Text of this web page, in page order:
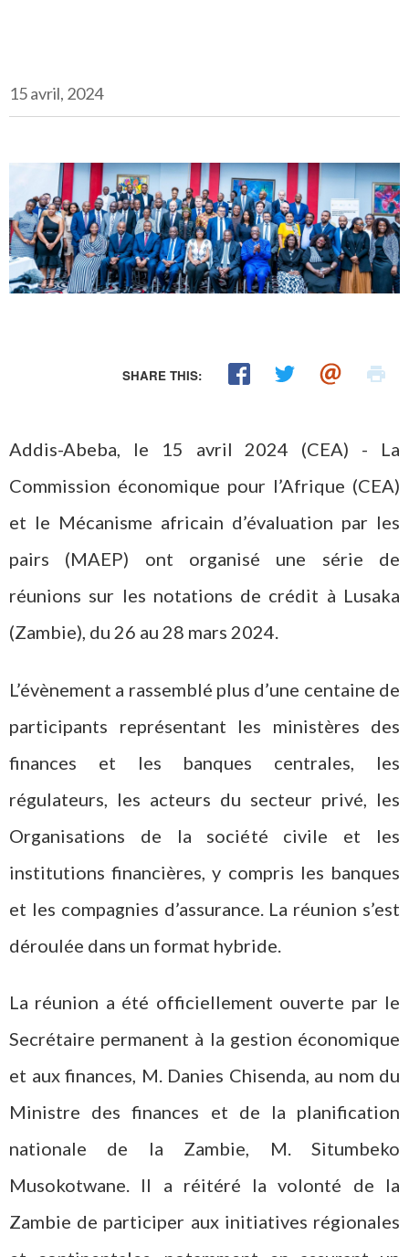
15 avril, 2024
SHARE THIS:
Addis-Abeba, le 15 avril 2024 (CEA) - La
Commission économique pour l’Afrique (CEA)
et le Mécanisme africain d’évaluation par les
pairs (MAEP) ont organisé une série de
réunions sur les notations de crédit à Lusaka
(Zambie), du 26 au 28 mars 2024.
L’évènement a rassemblé plus d’une centaine de
participants représentant les ministères des
finances et les banques centrales, les
régulateurs, les acteurs du secteur privé, les
Organisations de la société civile et les
institutions financières, y compris les banques
et les compagnies d’assurance. La réunion s’est
déroulée dans un format hybride.
La réunion a été officiellement ouverte par le
Secrétaire permanent à la gestion économique
et aux finances, M. Danies Chisenda, au nom du
Ministre des finances et de la planification
nationale de la Zambie, M. Situmbeko
Musokotwane. Il a réitéré la volonté de la
Zambie de participer aux initiatives régionales